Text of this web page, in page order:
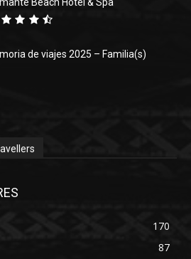
de viajes 2025 – Familia(s)
170
87